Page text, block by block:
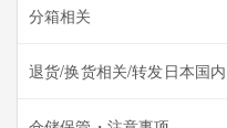
分箱相关
退货/换货相关/转发日本国内